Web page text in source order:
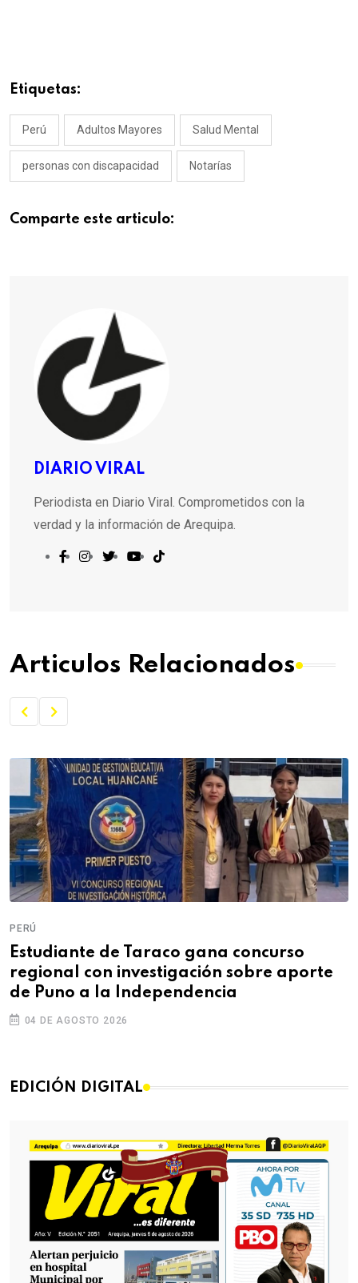
Etiquetas:
Perú Adultos Mayores Salud Mental
personas con discapacidad Notarías
Comparte este articulo:
DIARIO VIRAL
Periodista en Diario Viral. Comprometidos con la
verdad y la información de Arequipa.
Articulos Relacionados
PERÚ
Estudiante de Taraco gana concurso
regional con investigación sobre aporte
de Puno a la Independencia
04 DE AGOSTO 2026
EDICIÓN DIGITAL